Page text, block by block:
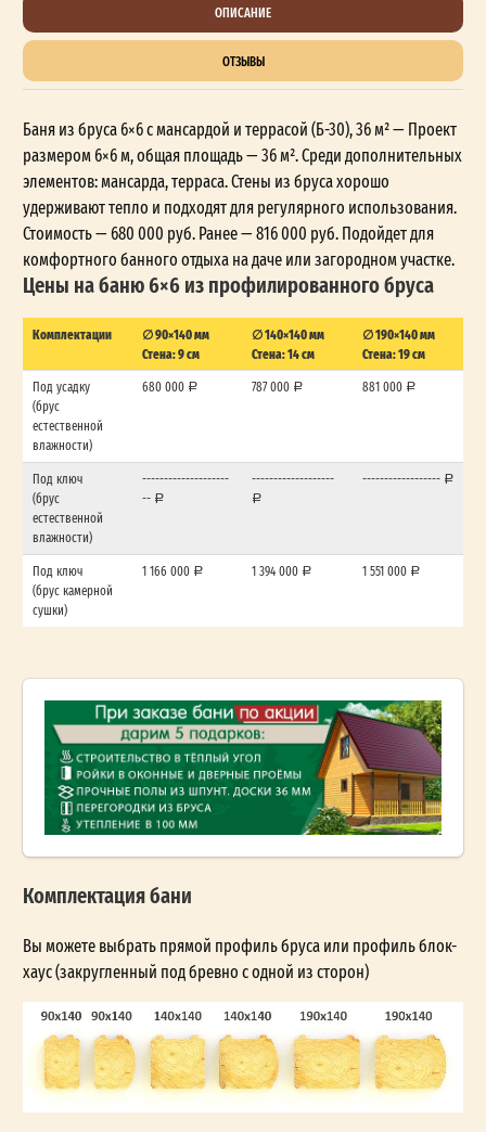
ОПИСАНИЕ
ОТЗЫВЫ
Баня из бруса 6×6 с мансардой и террасой (Б-30), 36 м² — Проект
размером 6×6 м, общая площадь — 36 м². Среди дополнительных
элементов: мансарда, терраса. Стены из бруса хорошо
удерживают тепло и подходят для регулярного использования.
Стоимость — 680 000 руб. Ранее — 816 000 руб. Подойдет для
комфортного банного отдыха на даче или загородном участке.
Цены на баню 6×6 из профилированного бруса
Комплектации
∅ 90×140 мм
Стена: 9 см
∅ 140×140 мм
Стена: 14 см
∅ 190×140 мм
Стена: 19 см
Под усадку
(брус
естественной
влажности)
680 000 787 000 881 000
Под ключ
(брус
естественной
влажности)
--------------------
--
------------------- ------------------
Под ключ
(брус камерной
сушки)
1 166 000 1 394 000 1 551 000
Комплектация бани
Вы можете выбрать прямой профиль бруса или профиль блок-
хаус (закругленный под бревно с одной из сторон)